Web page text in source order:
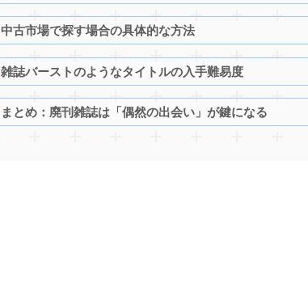
中古市場で探す場合の具体的な方法
雑誌バーストのようなタイトルの入手難易度
まとめ：廃刊雑誌は「偶然の出会い」が鍵になる